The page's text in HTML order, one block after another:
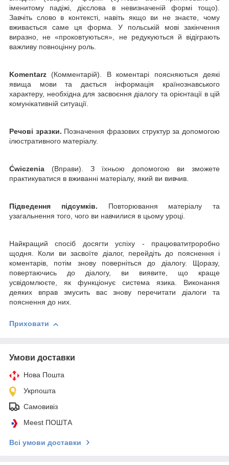
іменитому падіжі, дієслова в невизначеній формі тощо).
Завчіть слово в контексті, навіть якщо ви не знаєте, чому
вживається саме ця форма. У польській мові закінчення
виразно, не «проковтуються», не редукуються й відіграють
важливу повноцінну роль.
Komentarz (Комментарій). В коментарі поясняються деякі
явища мови та дається інформація країнознавського
характеру, необхідна для засвоєння діалогу та орієнтації в цій
комунікативній ситуації.
Речові зразки. Позначення фразових структур за допомогою
ілюстративного матеріалу.
Ćwiczenia (Вправи). З їхньою допомогою ви зможете
практикуватися в вживанні матеріалу, який ви вивчив.
Підведення підсумків. Повторювання матеріалу та
узагальнення того, чого ви навчилися в цьому уроці.
Найкращий спосіб досягти успіху - працюватитроробно
щодня. Коли ви засвоїте діалог, перейдіть до пояснення і
коментарів, потім знову поверніться до діалогу. Щоразу,
повертаючись до діалогу, ви виявите, що краще
усвідомлюєте, як функціонує система язика. Виконання
деяких вправ змусить вас знову перечитати діалоги та
пояснення до них.
Приховати
Умови доставки
Нова Пошта
Укрпошта
Самовивіз
Meest ПОШТА
Всі умови доставки